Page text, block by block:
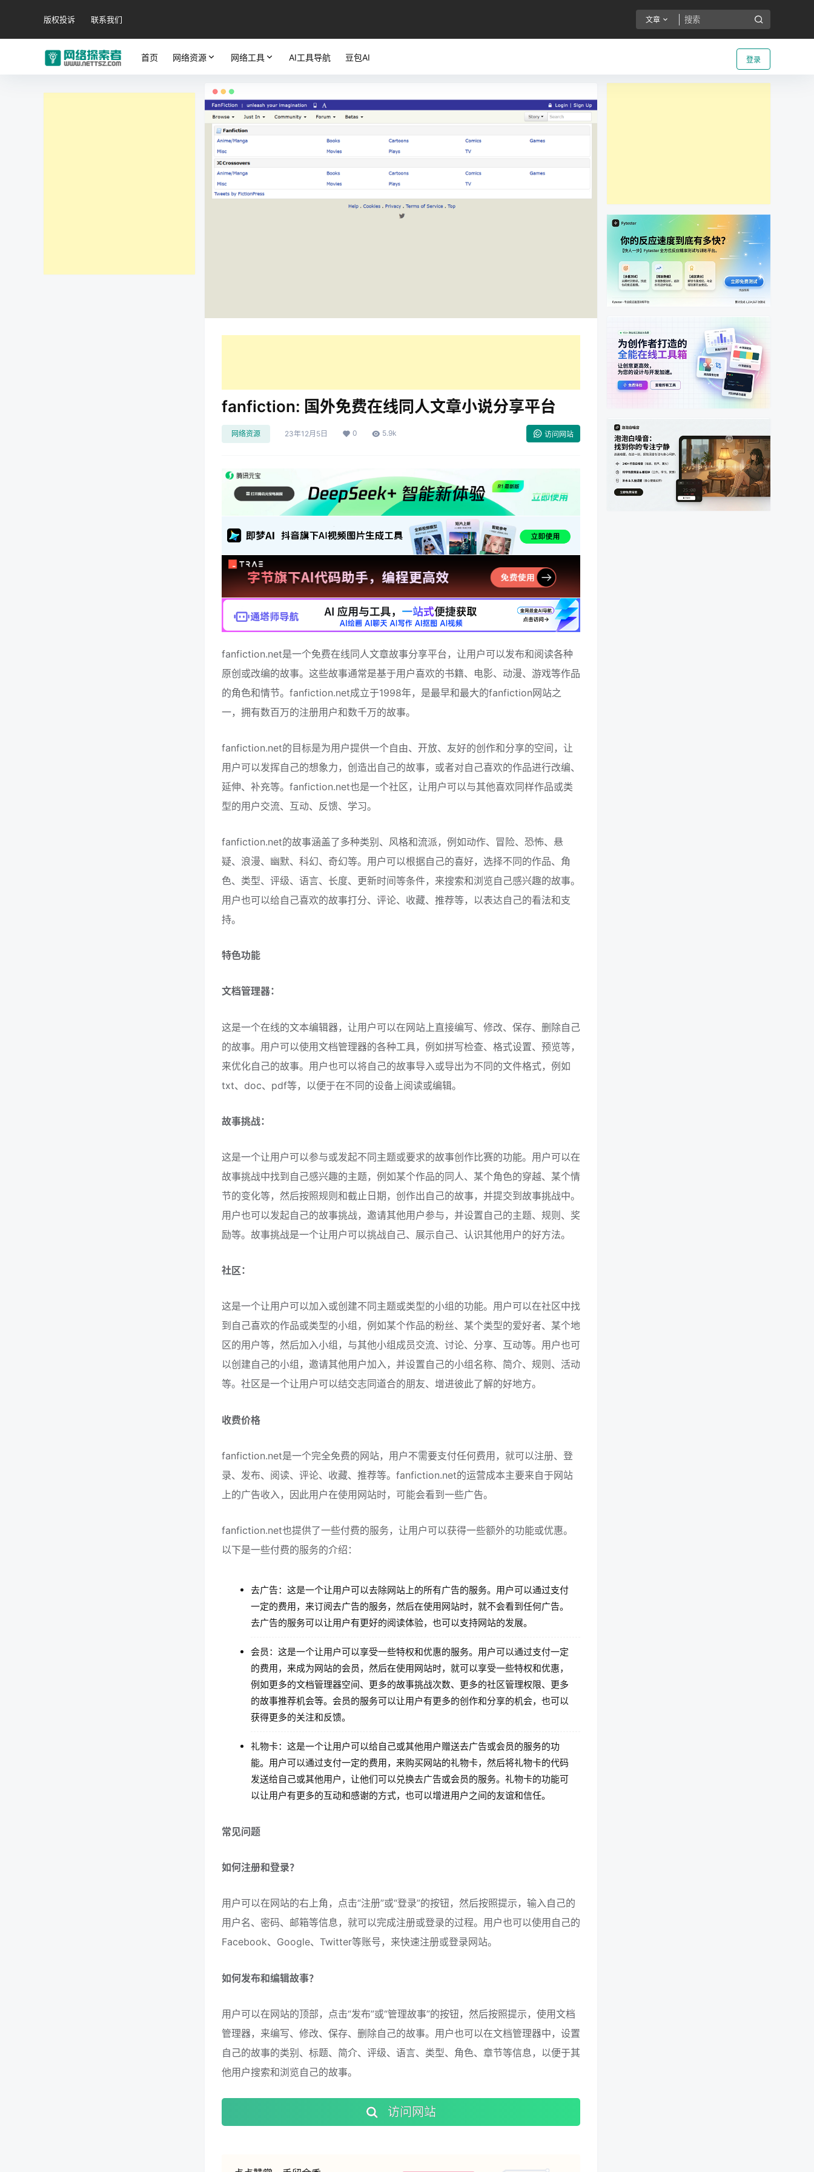
版权投诉 联系我们 文章
登录
首页 网络资源 网络工具 AI工具导航 豆包AI
fanfiction: 国外免费在线同人文章小说分享平台
网络资源 23年12月5日 0 5.9k 访问网站
fanfiction.net是一个免费在线同人文章故事分享平台，让用户可以发布和阅读各种
原创或改编的故事。这些故事通常是基于用户喜欢的书籍、电影、动漫、游戏等作品
的角色和情节。fanfiction.net成立于1998年，是最早和最大的fanfiction网站之
一，拥有数百万的注册用户和数千万的故事。
fanfiction.net的目标是为用户提供一个自由、开放、友好的创作和分享的空间，让
用户可以发挥自己的想象力，创造出自己的故事，或者对自己喜欢的作品进行改编、
延伸、补充等。fanfiction.net也是一个社区，让用户可以与其他喜欢同样作品或类
型的用户交流、互动、反馈、学习。
fanfiction.net的故事涵盖了多种类别、风格和流派，例如动作、冒险、恐怖、悬
疑、浪漫、幽默、科幻、奇幻等。用户可以根据自己的喜好，选择不同的作品、角
色、类型、评级、语言、长度、更新时间等条件，来搜索和浏览自己感兴趣的故事。
用户也可以给自己喜欢的故事打分、评论、收藏、推荐等，以表达自己的看法和支
持。
特色功能
文档管理器：
这是一个在线的文本编辑器，让用户可以在网站上直接编写、修改、保存、删除自己
的故事。用户可以使用文档管理器的各种工具，例如拼写检查、格式设置、预览等，
来优化自己的故事。用户也可以将自己的故事导入或导出为不同的文件格式，例如
txt、doc、pdf等，以便于在不同的设备上阅读或编辑。
故事挑战：
这是一个让用户可以参与或发起不同主题或要求的故事创作比赛的功能。用户可以在
故事挑战中找到自己感兴趣的主题，例如某个作品的同人、某个角色的穿越、某个情
节的变化等，然后按照规则和截止日期，创作出自己的故事，并提交到故事挑战中。
用户也可以发起自己的故事挑战，邀请其他用户参与，并设置自己的主题、规则、奖
励等。故事挑战是一个让用户可以挑战自己、展示自己、认识其他用户的好方法。
社区：
这是一个让用户可以加入或创建不同主题或类型的小组的功能。用户可以在社区中找
到自己喜欢的作品或类型的小组，例如某个作品的粉丝、某个类型的爱好者、某个地
区的用户等，然后加入小组，与其他小组成员交流、讨论、分享、互动等。用户也可
以创建自己的小组，邀请其他用户加入，并设置自己的小组名称、简介、规则、活动
等。社区是一个让用户可以结交志同道合的朋友、增进彼此了解的好地方。
收费价格
fanfiction.net是一个完全免费的网站，用户不需要支付任何费用，就可以注册、登
录、发布、阅读、评论、收藏、推荐等。fanfiction.net的运营成本主要来自于网站
上的广告收入，因此用户在使用网站时，可能会看到一些广告。
fanfiction.net也提供了一些付费的服务，让用户可以获得一些额外的功能或优惠。
以下是一些付费的服务的介绍：
去广告：这是一个让用户可以去除网站上的所有广告的服务。用户可以通过支付
一定的费用，来订阅去广告的服务，然后在使用网站时，就不会看到任何广告。
去广告的服务可以让用户有更好的阅读体验，也可以支持网站的发展。
会员：这是一个让用户可以享受一些特权和优惠的服务。用户可以通过支付一定
的费用，来成为网站的会员，然后在使用网站时，就可以享受一些特权和优惠，
例如更多的文档管理器空间、更多的故事挑战次数、更多的社区管理权限、更多
的故事推荐机会等。会员的服务可以让用户有更多的创作和分享的机会，也可以
获得更多的关注和反馈。
礼物卡：这是一个让用户可以给自己或其他用户赠送去广告或会员的服务的功
能。用户可以通过支付一定的费用，来购买网站的礼物卡，然后将礼物卡的代码
发送给自己或其他用户，让他们可以兑换去广告或会员的服务。礼物卡的功能可
以让用户有更多的互动和感谢的方式，也可以增进用户之间的友谊和信任。
常见问题
如何注册和登录？
用户可以在网站的右上角，点击“注册”或“登录”的按钮，然后按照提示，输入自己的
用户名、密码、邮箱等信息，就可以完成注册或登录的过程。用户也可以使用自己的
Facebook、Google、Twitter等账号，来快速注册或登录网站。
如何发布和编辑故事？
用户可以在网站的顶部，点击“发布”或“管理故事”的按钮，然后按照提示，使用文档
管理器，来编写、修改、保存、删除自己的故事。用户也可以在文档管理器中，设置
自己的故事的类别、标题、简介、评级、语言、类型、角色、章节等信息，以便于其
他用户搜索和浏览自己的故事。
访问网站